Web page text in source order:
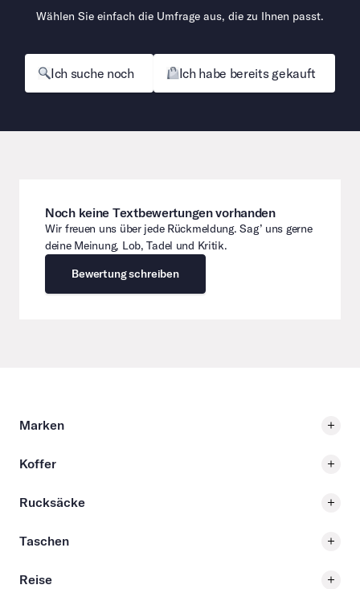
Wählen Sie einfach die Umfrage aus, die zu Ihnen passt.
Ich suche noch Ich habe bereits gekauft
Noch keine Textbewertungen vorhanden
Wir freuen uns über jede Rückmeldung. Sag’ uns gerne
deine Meinung, Lob, Tadel und Kritik.
Bewertung schreiben
Marken
Koffer
Rucksäcke
Taschen
Reise